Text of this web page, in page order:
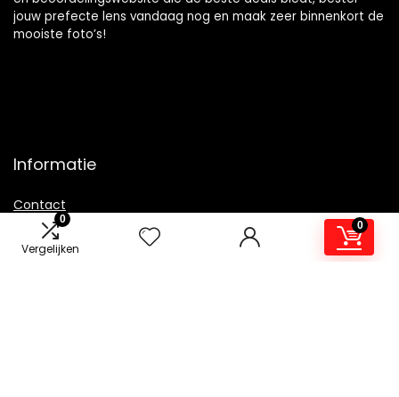
0
Vergelijken
0
jouw prefecte lens vandaag nog en maak zeer binnenkort de
mooiste foto’s!
Informatie
Contact
Klantenservice
Over ons